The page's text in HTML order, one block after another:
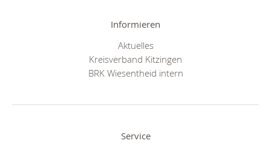
Informieren
Aktuelles
Kreisverband Kitzingen
BRK Wiesentheid intern
Service